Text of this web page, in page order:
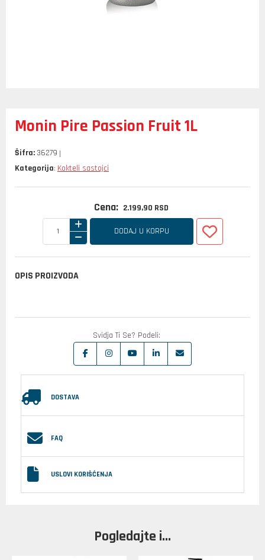
Monin Pire Passion Fruit 1L
Šifra: 36279
Kategorija: Kokteli sastojci
Cena: 2.199,90 RSD
DODAJ U KORPU
OPIS PROIZVODA
Svidja Ti Se? Podeli:
DOSTAVA
FAQ
USLOVI KORIŠĆENJA
Pogledajte i...